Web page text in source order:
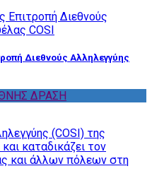
Διεθνούς Αλληλεγγύης
ΔΡΑΣΗ